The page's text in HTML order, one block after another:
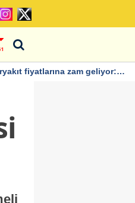
fiyatlarına zam geliyor: